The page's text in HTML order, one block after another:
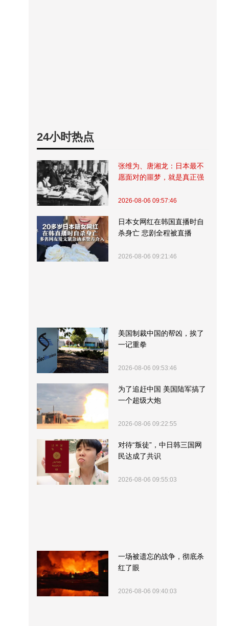
24小时热点
张维为、唐湘龙：日本最不
愿面对的噩梦，就是真正强
2026-08-06 09:57:46
日本女网红在韩国直播时自
杀身亡 悲剧全程被直播
2026-08-06 09:21:46
美国制裁中国的帮凶，挨了
一记重拳
2026-08-06 09:53:46
为了追赶中国 美国陆军搞了
一个超级大炮
2026-08-06 09:22:55
对待“叛徒”，中日韩三国网
民达成了共识
2026-08-06 09:55:03
一场被遗忘的战争，彻底杀
红了眼
2026-08-06 09:40:03